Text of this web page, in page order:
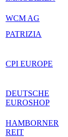
WCM AG
PATRIZIA
CPI EUROPE
DEUTSCHE
EUROSHOP
HAMBORNER
REIT